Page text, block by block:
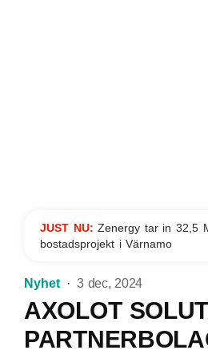
JUST NU:Zenergy tar in 32,5
bostadsprojekt i Värnamo
Nyhet 3 dec, 2024
AXOLOT